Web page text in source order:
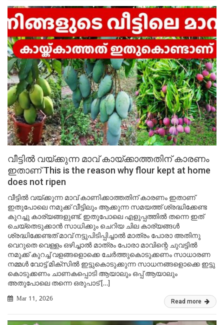
വീട്ടിൽ വയ്ക്കുന്ന മാവ് കായ്ക്കാത്തതിന് കാരണം
ഇതാണ് This is the reason why flour kept at home
does not ripen
വീട്ടിൽ വയ്ക്കുന്ന മാവ് കാണിക്കാത്തതിന് കാരണം ഇതാണ്
ഇതുപോലെ നമുക്ക് വീട്ടിലും ആക്കുന്ന സമയത്ത് ശ്രദ്ധിക്കേണ്ട
കുറച്ചു കാര്യങ്ങളുണ്ട്. ഇതുപോലെ എളുപ്പത്തിൽ തന്നെ ഇത്
ചെയ്തെടുക്കാൻ സാധിക്കും ചെറിയ ചില കാര്യങ്ങൾ
ശ്രദ്ധിക്കേണ്ടത് മാവ് നട്ടുപിടിപ്പിച്ചാൽ മാത്രം പോരാ അതിനു
വെറുതെ വെള്ളം ഒഴിച്ചാൽ മാത്രം പോരാ മാവിന്റെ ചുവട്ടിൽ
നമുക്ക് കുറച്ച് വളങ്ങളൊക്കെ ചേർത്തുകൊടുക്കണം സാധാരണ
നമ്മൾ വോട്ട് മിക്സിൽ ഇട്ടുകൊടുക്കുന്ന സാധനങ്ങളൊക്കെ ഇട്ടു
കൊടുക്കണം ചാണകപ്പൊടി ആയാലും ഒപ്പ് ആയാലും
അതുപോലെ തന്നെ ഒരുപാട് […]
Mar 11, 2026 Read more